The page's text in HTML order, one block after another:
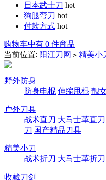
日本武士刀 hot
狗腿弯刀 hot
付款方式 hot
购物车中有 0 件商品
当前位置: 阳江刀网 > 精美小
野外防身
防身电棍 伸缩甩棍 靓
户外刀具
战术直刀 大马士革直刀
刀 国产精品刀具
精美小刀
战术折刀 大马士革折刀
收藏刀剑